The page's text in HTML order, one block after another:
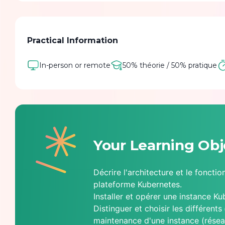
La formation à distance peut se dérouler sur des
Practical Information
In-person or remote 50% théorie / 50% pratique
Your Learning
Décrire l'architecture et le
plateforme Kubernetes.
Installer et opérer une instance
Distinguer et choisir les différents
maintenance d'une instance